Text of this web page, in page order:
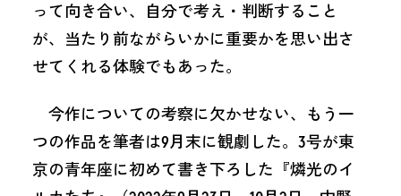
って向き合い、自分で考え・判断すること
が、当たり前ながらいかに重要かを思い出さ
せてくれる体験でもあった。
今作についての考察に欠かせない、もう一
つの作品を筆者は9月末に観劇した。3号が東
京の青年座に初めて書き下ろした『燐光のイ